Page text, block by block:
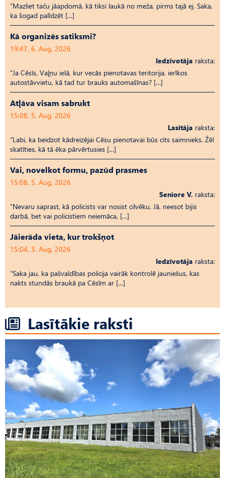
“Mazliet taču jāapdomā, kā tiksi laukā no meža, pirms tajā ej. Saka,
ka šogad palīdzēt […]
Kā organizēs satiksmi?
19:47, 6. Aug, 2026
Iedzīvotāja raksta:
“Ja Cēsīs, Vaļņu ielā, kur vecās pienotavas teritorija, ierīkos
autostāvvietu, kā tad tur brauks automašīnas? […]
Atļāva visam sabrukt
15:08, 5. Aug, 2026
Lasītāja raksta:
“Labi, ka beidzot kādreizējai Cēsu pienotavai būs cits saimnieks. Žēl
skatīties, kā tā ēka pārvērtusies […]
Vai, novelkot formu, pazūd prasmes
15:08, 5. Aug, 2026
Seniore V. raksta:
“Nevaru saprast, kā policists var nosist cilvēku. Jā, neesot bijis
darbā, bet vai policistiem neiemāca, […]
Jāierāda vieta, kur trokšņot
15:04, 3. Aug, 2026
Iedzīvotāja raksta:
“Saka jau, ka pašvaldības policija vairāk kontrolē jauniešus, kas
nakts stundās braukā pa Cēsīm ar […]
Lasītākie raksti